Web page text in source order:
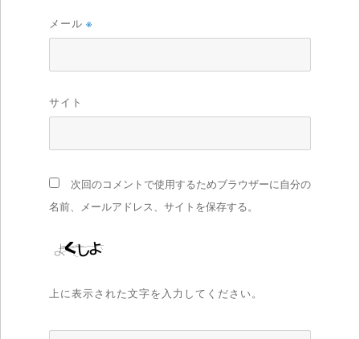
メール ※
サイト
次回のコメントで使用するためブラウザーに自分の
名前、メールアドレス、サイトを保存する。
上に表示された文字を入力してください。